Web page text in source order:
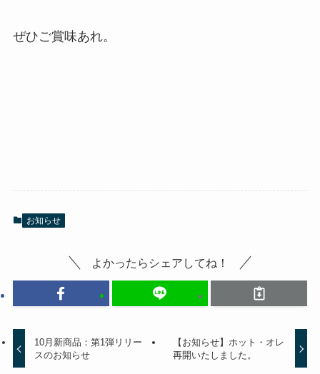
ぜひご賞味あれ。
お知らせ
よかったらシェアしてね！
10月新商品：第1弾リリー
スのお知らせ
【お知らせ】ホット・オレ
再開いたしました。